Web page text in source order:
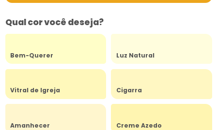
Qual cor você deseja?
Bem-Querer Luz Natural
Vitral de Igreja Cigarra
Amanhecer Creme Azedo